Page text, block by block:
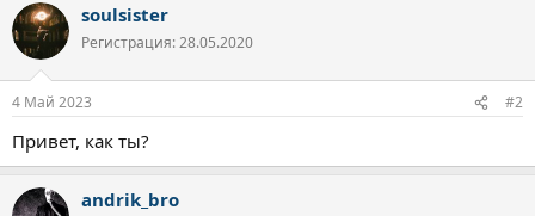
к
ц
и
soulsister
Регистрация: 28.05.2020
4 Май 2023 #2
Привет, как ты?
andrik_bro